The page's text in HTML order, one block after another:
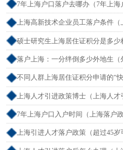
7年上海户口落户去哪办（7年上海
上海高新技术企业员工落户条件
户）
硕士研究生上海居住证积分是多
积分）
落户上海：一分绊倒多少外地生（
孩可以考上海大学吗）
不同人群上海居住证积分申请的“
上海人才引进政策博士（上海人才
7年上海户口入户时间（上海落户政
上海引进人才落户政策（超过45岁